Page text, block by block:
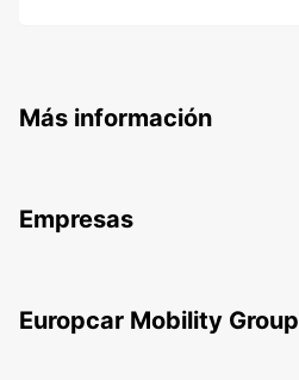
Más información
Empresas
Europcar Mobility Group